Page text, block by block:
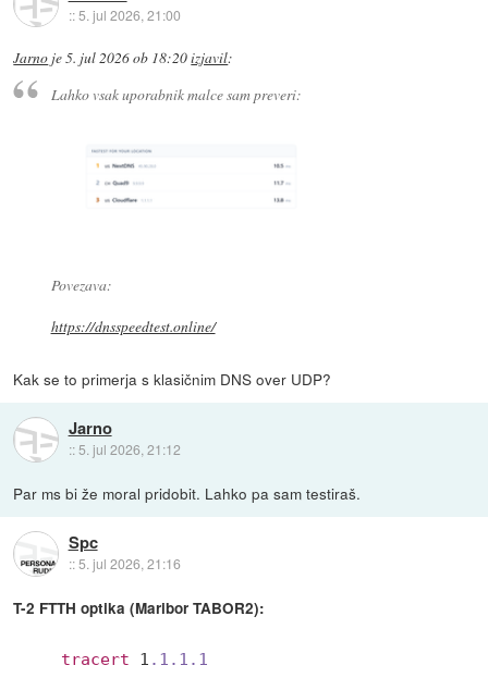
::5. jul 2026, 21:00
Jarno je5. jul 2026 ob 18:20izjavil:
Lahko vsak uporabnik malce sam preveri:
Povezava:
https://dnsspeedtest.online/
Kak se to primerja s klasičnim DNS over UDP?
Jarno
:: 5. jul 2026, 21:12
Par ms bi že moral pridobit. Lahko pa sam testiraš.
Spc
::5. jul 2026, 21:16
T-2 FTTH optika (Maribor TABOR2):
tracert 1 .1 .1 .1